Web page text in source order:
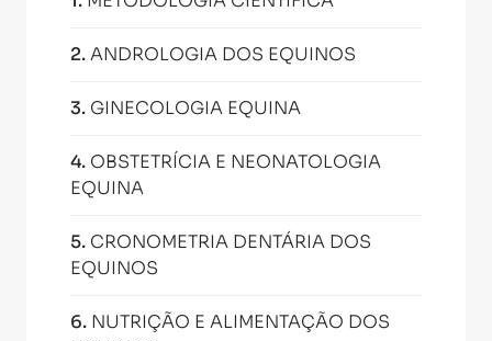
2.ANDROLOGIA DOS EQUINOS
3. GINECOLOGIA EQUINA
4. OBSTETRÍCIA E NEONATOLOGIA
EQUINA
5. CRONOMETRIA DENTÁRIA DOS
EQUINOS
6. NUTRIÇÃO E ALIMENTAÇÃO DOS